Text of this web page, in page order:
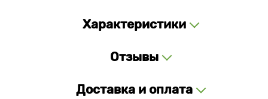
Характеристики
Отзывы
Доставка и оплата